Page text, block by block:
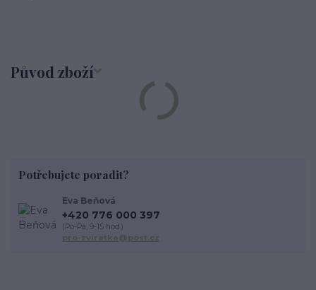
Původ zboží
Potřebujete poradit?
Eva Beňová
+420 776 000 397
(Po-Pá, 9-15 hod.)
pro-zviratka@post.cz